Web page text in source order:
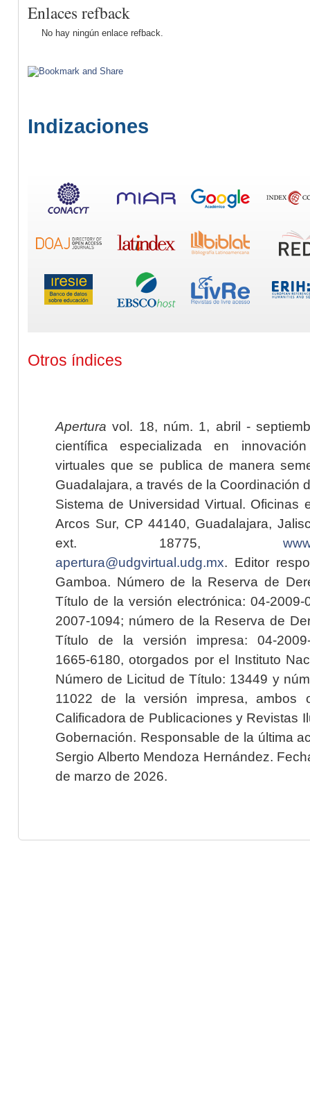
Enlaces refback
No hay ningún enlace refback.
Indizaciones
Otros índices
Apertura vol. 18, núm. 1, abril -
científica especializada en
virtuales que se publica de manera
Guadalajara, a través de la Coordinación
Sistema de Universidad Virtual. Oficinas
Arcos Sur, CP 44140, Guadalajara,
ext. 18775,
apertura@udgvirtual.udg.mx. Editor
Gamboa. Número de la Reserva de
Título de la versión electrónica: 04-2009-
2007-1094; número de la Reserva de
Título de la versión impresa: 04-2009-
1665-6180, otorgados por el Instituto
Número de Licitud de Título: 13449 y
11022 de la versión impresa, ambos
Calificadora de Publicaciones y Revistas
Gobernación. Responsable de la última
Sergio Alberto Mendoza Hernández.
de marzo de 2026.